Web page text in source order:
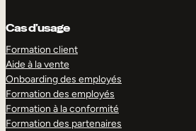
Cas d’usage
Formation client
Aide à la vente
Onboarding des employés
Formation des employés
Formation à la conformité
Formation des partenaires